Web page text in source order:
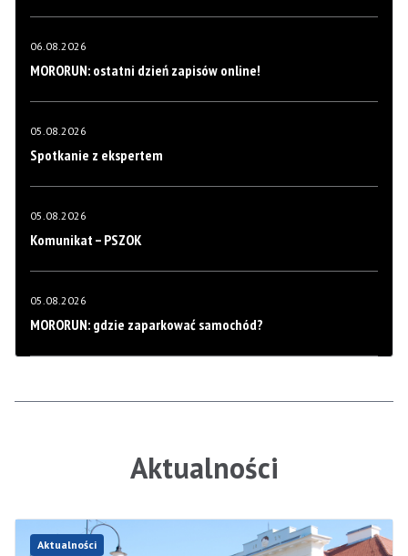
06.08.2026
MORORUN: ostatni dzień zapisów online!
05.08.2026
Spotkanie z ekspertem
05.08.2026
Komunikat – PSZOK
05.08.2026
MORORUN: gdzie zaparkować samochód?
Aktualności
Aktualności